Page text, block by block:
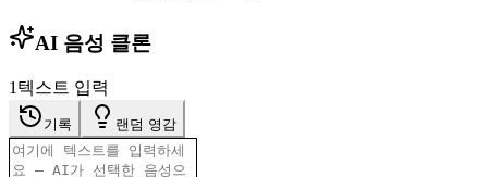
AI 음성 클론
1 텍스트 입력
기록 랜덤 영감